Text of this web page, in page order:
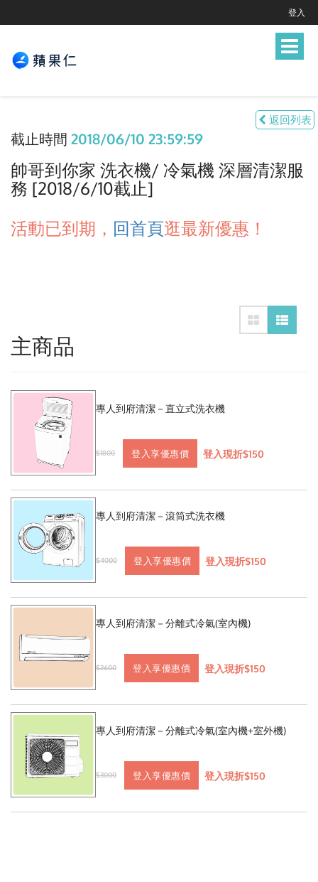
登入
Toggle
返回列表
截止時間 2018/06/10 23:59:59
帥哥到你家 洗衣機/ 冷氣機 深層清潔服
務 [2018/6/10截止]
活動已到期， 回首頁逛最新優惠！
主商品
專人到府清潔－直立式洗衣機
$1800 登入享優惠價 登入現折$150
專人到府清潔－滾筒式洗衣機
$4000 登入享優惠價 登入現折$150
專人到府清潔－分離式冷氣(室內機)
$2600 登入享優惠價 登入現折$150
專人到府清潔－分離式冷氣(室內機+室外機)
$3000 登入享優惠價 登入現折$150